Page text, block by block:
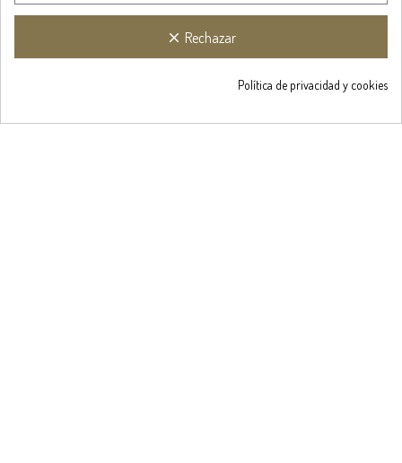
Obtén un 5%
de
clear Rechazar
Política de privacidad y cookies